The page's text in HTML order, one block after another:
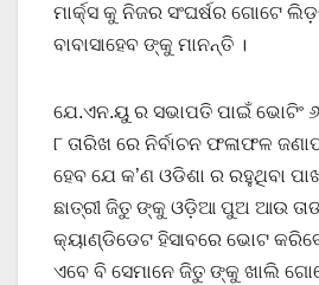
ମାର୍କ୍ସ କୁ ନିଜର ସଂଘର୍ଷର ଗୋଟେ
ବାବାସାହେବ ଙ୍କୁ ମାନନ୍ତି ।
ଯେ.ଏନ.ୟୁ ର ସଭାପତି ପାଇଁ ଭୋଟିଂ
୮ ତାରିଖ ରେ ନିର୍ବାଚନ ଫଳାଫଳ
ହେବ ଯେ କ’ଣ ଓଡିଶା ର ରହୁଥିବା
ଛାତ୍ରୀ ଜିତୁ ଙ୍କୁ ଓଡ଼ିଆ ପୁଅ ଆଉ
କ୍ୟାଣ୍ଡିଡେଟ ହିସାବରେ ଭୋଟ
ଏବେ ବି ସେମାନେ ଜିତୁ ଙ୍କୁ ଖାଲି